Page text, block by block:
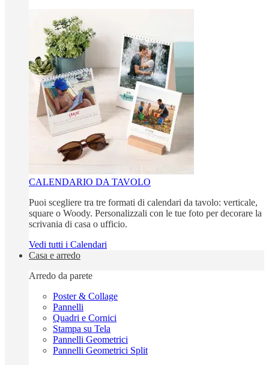
CALENDARIO DA TAVOLO
Puoi scegliere tra tre formati di calendari da tavolo: verticale,
square o Woody. Personalizzali con le tue foto per decorare la
scrivania di casa o ufficio.
Vedi tutti i Calendari
Casa e arredo
Arredo da parete
Poster & Collage
Pannelli
Quadri e Cornici
Stampa su Tela
Pannelli Geometrici
Pannelli Geometrici Split